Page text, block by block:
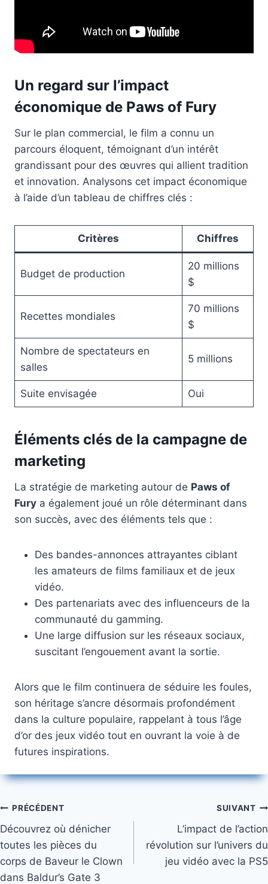
Un regard sur l’impact
économique de Paws of Fury
Sur le plan commercial, le film a connu un
parcours éloquent, témoignant d’un intérêt
grandissant pour des œuvres qui allient tradition
et innovation. Analysons cet impact économique
à l’aide d’un tableau de chiffres clés :
Critères Chiffres
Budget de production
20 millions
$
Recettes mondiales
70 millions
$
Nombre de spectateurs en
salles
5 millions
Suite envisagée Oui
Éléments clés de la campagne de
marketing
La stratégie de marketing autour de Paws of
Fury a également joué un rôle déterminant dans
son succès, avec des éléments tels que :
Des bandes-annonces attrayantes ciblant
les amateurs de films familiaux et de jeux
vidéo.
Des partenariats avec des influenceurs de la
communauté du gamming.
Une large diffusion sur les réseaux sociaux,
suscitant l’engouement avant la sortie.
Alors que le film continuera de séduire les foules,
son héritage s’ancre désormais profondément
dans la culture populaire, rappelant à tous l’âge
d’or des jeux vidéo tout en ouvrant la voie à de
futures inspirations.
Navigation
de
l’article
PRÉCÉDENT
Découvrez où dénicher
toutes les pièces du
corps de Baveur le Clown
dans Baldur’s Gate 3
SUIVANT
L’impact de l’action
révolution sur l’univers du
jeu vidéo avec la PS5